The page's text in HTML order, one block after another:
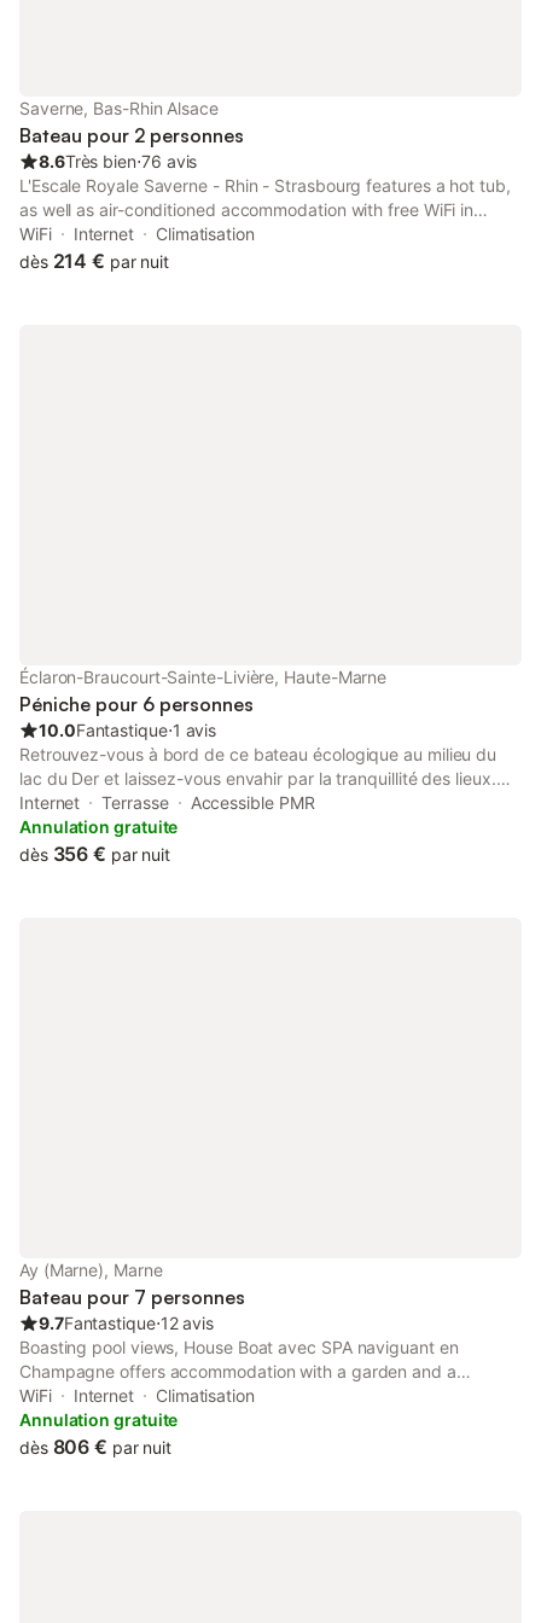
Saverne, Bas-Rhin Alsace
Bateau pour 2 personnes
8.6Très bien⋅76 avis
L'Escale Royale Saverne - Rhin - Strasbourg features a hot tub,
as well as air-conditioned accommodation with free WiFi in
Saverne, 36 km from Zénith de Strasbourg. The
accommodation has a spa bath.
WiFi Internet
Climatisation
dès 214 € par nuit
Éclaron-Braucourt-Sainte-Livière, Haute-Marne
Péniche pour 6 personnes
10.0Fantastique⋅1 avis
Retrouvez-vous à bord de ce bateau écologique au milieu du
lac du Der et laissez-vous envahir par la tranquillité des lieux.
Observez les oiseaux et les poissons du lac, naviguez jusqu'au
meilleur emplacement pour voir le coucher ou le lever du soleil,
nagez, pêchez, promenez-vous dans cette nature préservée.
Internet Terrasse
Accessible PMR
Annulation gratuite
dès 356 € par nuit
Ay (Marne), Marne
Bateau pour 7 personnes
9.7Fantastique⋅12 avis
Boasting pool views, House Boat avec SPA naviguant en
Champagne offers accommodation with a garden and a
balcony, around 3.3 km from Epernay Train Station. The
property features river and garden views, and is 26 km from
Léo Lagrange Park.
WiFi Internet
Climatisation
Annulation gratuite
dès 806 € par nuit